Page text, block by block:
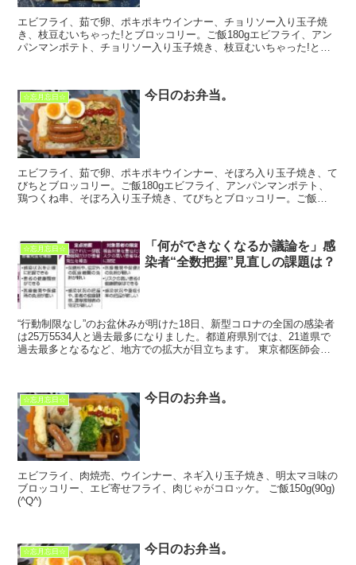
エビフライ、茹で卵、ポキポキウインナー、チョリソー入り玉子焼
き、枝豆むいちゃった!とブロッコリー。ご飯180gエビフライ、アン
パンマンポテト、チョリソー入り玉子焼き、枝豆むいちゃった!とブ
☆忘月忘日☆ 今日のお弁当。
エビフライ、茹で卵、ポキポキウインナー、そぼろ入り玉子焼き、て
びちとブロッコリー。ご飯180gエビフライ、アンパンマンポテト、
鶏つくね串、そぼろ入り玉子焼き、てびちとブロッコリー。ご飯
☆忘月忘日☆
「何ができなくなるか議論を」感
染者“全数把握”見直しの課題は？
“行動制限なし”のお盆休みが明けた18日、新型コロナの全国の感染者
は25万5534人と過去最多になりました。都道府県別では、21道県で
過去最多となるなど、地方での拡大が目立ちます。 東京都医師会・
☆忘月忘日☆ 今日のお弁当。
エビフライ、肉焼売、ウインナー、ネギ入り玉子焼き、明太マヨ味の
ブロッコリー、エビ寄せフライ、肉じゃがコロッケ。 ご飯150g(90g)
(^Q^)
☆忘月忘日☆ 今日のお弁当。